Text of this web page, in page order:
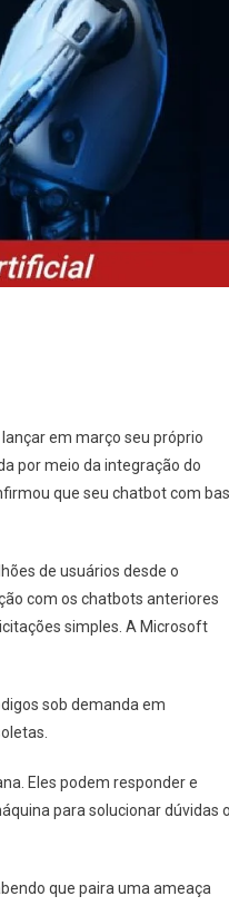
em março seu próprio
por meio da integração do
que seu chatbot com
de usuários desde o
com os chatbots anteriores
simples. A Microsoft
sob demanda em
Eles podem responder e
para solucionar dúvidas
que paira uma ameaça